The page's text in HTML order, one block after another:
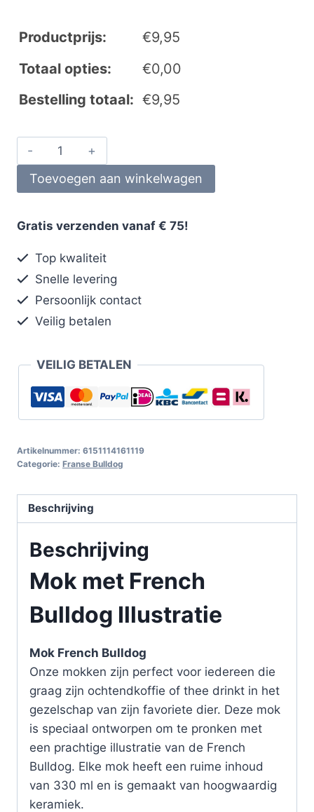
Productprijs: €9,95
Totaal opties:
€0,00
Bestelling totaal: €9,95
Toevoegen aan winkelwagen
Gratis verzenden vanaf € 75!
Top kwaliteit
Snelle levering
Persoonlijk contact
Veilig betalen
VEILIG BETALEN
Artikelnummer: 6151114161119
Categorie: Franse Bulldog
Beschrijving
Beschrijving
Mok met French
Bulldog Illustratie
Mok French Bulldog
Onze mokken zijn perfect voor iedereen die
graag zijn ochtendkoffie of thee drinkt in het
gezelschap van zijn favoriete dier. Deze mok
is speciaal ontworpen om te pronken met
een prachtige illustratie van de French
Bulldog. Elke mok heeft een ruime inhoud
van 330 ml en is gemaakt van hoogwaardig
keramiek.